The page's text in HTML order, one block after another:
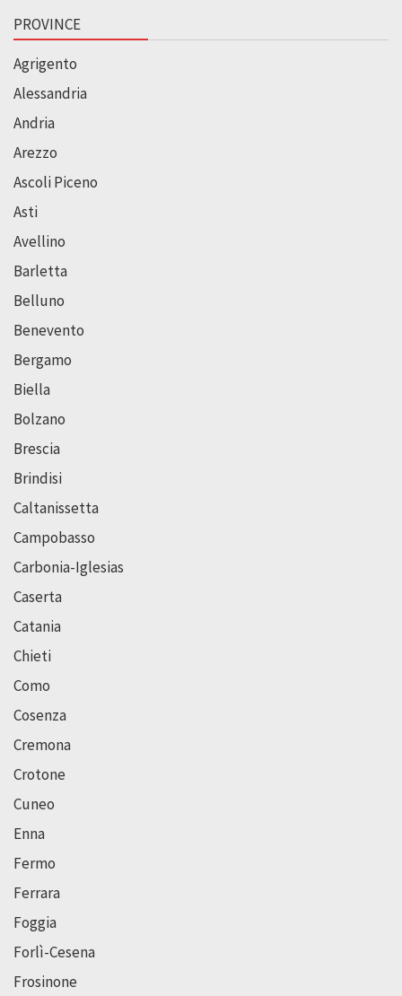
PROVINCE
Agrigento
Alessandria
Andria
Arezzo
Ascoli Piceno
Asti
Avellino
Barletta
Belluno
Benevento
Bergamo
Biella
Bolzano
Brescia
Brindisi
Caltanissetta
Campobasso
Carbonia-Iglesias
Caserta
Catania
Chieti
Como
Cosenza
Cremona
Crotone
Cuneo
Enna
Fermo
Ferrara
Foggia
Forlì-Cesena
Frosinone